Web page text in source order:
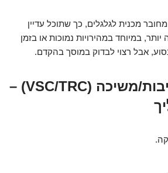
מכנית לגלגלים, כך שתוכל עדיין
במיוחד במהירויות נמוכות או בזמן
אבל רצוי לבדוק במוסך בהקדם.
נורת בקרת יציבות/משיכה (VSC/TRC) –
.